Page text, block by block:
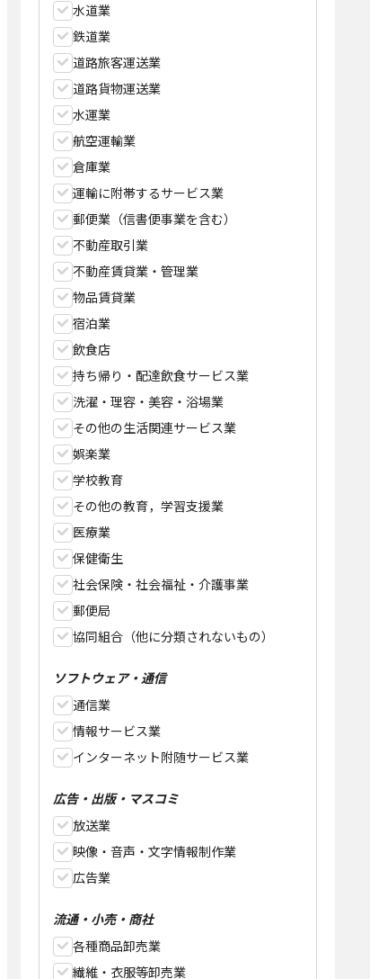
水道業
鉄道業
道路旅客運送業
道路貨物運送業
水運業
航空運輸業
倉庫業
運輸に附帯するサービス業
郵便業（信書便事業を含む）
不動産取引業
不動産賃貸業・管理業
物品賃貸業
宿泊業
飲食店
持ち帰り・配達飲食サービス業
洗濯・理容・美容・浴場業
その他の生活関連サービス業
娯楽業
学校教育
その他の教育，学習支援業
医療業
保健衛生
社会保険・社会福祉・介護事業
郵便局
協同組合（他に分類されないもの）
ソフトウェア・通信
通信業
情報サービス業
インターネット附随サービス業
広告・出版・マスコミ
放送業
映像・音声・文字情報制作業
広告業
流通・小売・商社
各種商品卸売業
繊維・衣服等卸売業